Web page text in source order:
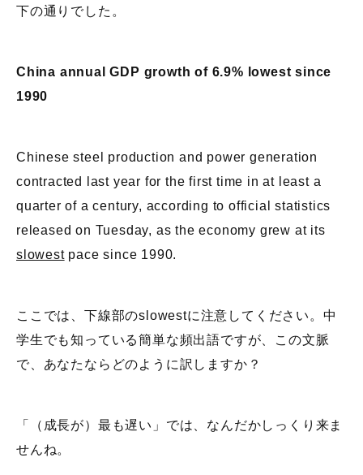
下の通りでした。
China annual GDP growth of 6.9% lowest since
1990
Chinese steel production and power generation
contracted last year for the first time in at least a
quarter of a century, according to official statistics
released on Tuesday, as the economy grew at its
slowestpace since 1990.
ここでは、下線部のslowestに注意してください。中
学生でも知っている簡単な頻出語ですが、この文脈
で、あなたならどのように訳しますか？
「（成長が）最も遅い」では、なんだかしっくり来ま
せんね。